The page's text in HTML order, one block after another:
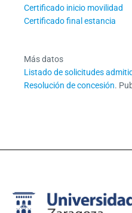
Certificado inicio movilidad
Certificado final estancia
Más datos
Listado de solicitudes
Resolución de concesión.